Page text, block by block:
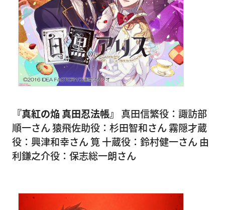
『真紅の焔 真田忍法帳』 真田信繁役：諏訪部
順一さん 猿飛佐助役：杉田智和さん 霧隠才蔵
役：興津和幸さん 筧 十蔵役：鈴村健一さん 由
利鎌之介役：保志総一朗さん